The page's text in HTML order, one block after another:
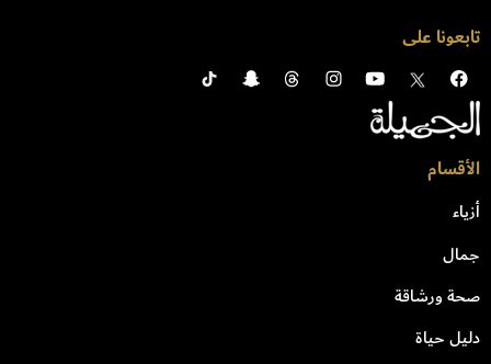
تابعونا على
الأقسام
أزياء
جمال
صحة ورشاقة
دليل حياة